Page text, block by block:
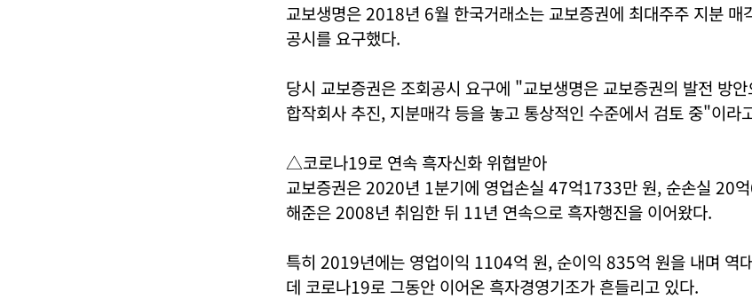
교보생명은 2018년 6월 한국거래소는 교보증권에 최대주주 지분 매
공시를 요구했다.
당시 교보증권은 조회공시 요구에 "교보생명은 교보증권의 발전 방
합작회사 추진, 지분매각 등을 놓고 통상적인 수준에서 검토 중"이라
△코로나19로 연속 흑자신화 위협받아
교보증권은 2020년 1분기에 영업손실 47억1733만 원, 순손실 20
해준은 2008년 취임한 뒤 11년 연속으로 흑자행진을 이어왔다.
특히 2019년에는 영업이익 1104억 원, 순이익 835억 원을 내며 역
데 코로나19로 그동안 이어온 흑자경영기조가 흔들리고 있다.